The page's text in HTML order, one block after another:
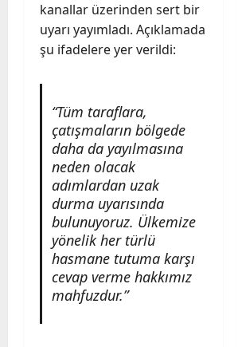
kanallar üzerinden sert bir
uyarı yayımladı. Açıklamada
şu ifadelere yer verildi:
“Tüm taraflara,
çatışmaların bölgede
daha da yayılmasına
neden olacak
adımlardan uzak
durma uyarısında
bulunuyoruz. Ülkemize
yönelik her türlü
hasmane tutuma karşı
cevap verme hakkımız
mahfuzdur.”